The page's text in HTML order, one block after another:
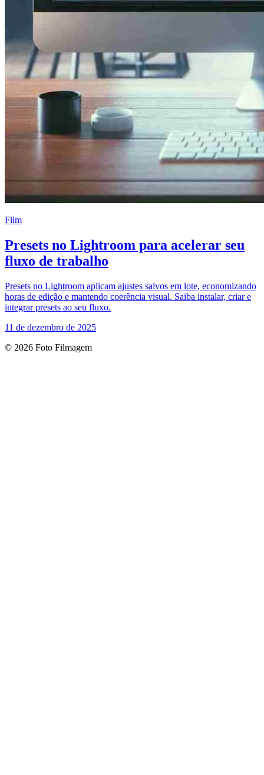
Film
Presets no Lightroom para acelerar seu
fluxo de trabalho
Presets no Lightroom aplicam ajustes salvos em lote, economizando
horas de edição e mantendo coerência visual. Saiba instalar, criar e
integrar presets ao seu fluxo.
11 de dezembro de 2025
© 2026 Foto Filmagem